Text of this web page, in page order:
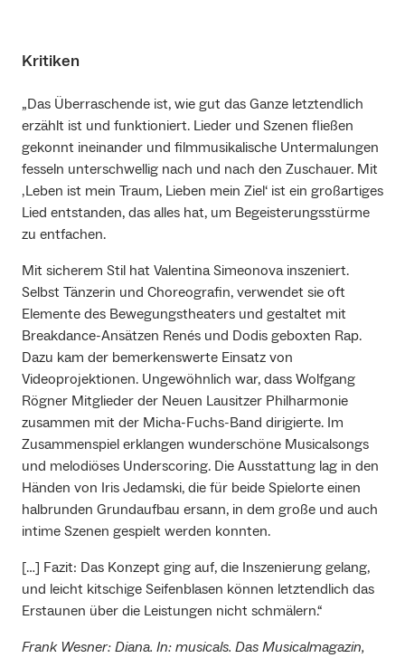
Kritiken
„Das Überraschende ist, wie gut das Ganze letztendlich
erzählt ist und funktioniert. Lieder und Szenen fließen
gekonnt ineinander und filmmusikalische Untermalungen
fesseln unterschwellig nach und nach den Zuschauer. Mit
‚Leben ist mein Traum, Lieben mein Ziel‘ ist ein großartiges
Lied entstanden, das alles hat, um Begeisterungsstürme
zu entfachen.
Mit sicherem Stil hat Valentina Simeonova inszeniert.
Selbst Tänzerin und Choreografin, verwendet sie oft
Elemente des Bewegungstheaters und gestaltet mit
Breakdance-Ansätzen Renés und Dodis geboxten Rap.
Dazu kam der bemerkenswerte Einsatz von
Videoprojektionen. Ungewöhnlich war, dass Wolfgang
Rögner Mitglieder der Neuen Lausitzer Philharmonie
zusammen mit der Micha-Fuchs-Band dirigierte. Im
Zusammenspiel erklangen wunderschöne Musicalsongs
und melodiöses Underscoring. Die Ausstattung lag in den
Händen von Iris Jedamski, die für beide Spielorte einen
halbrunden Grundaufbau ersann, in dem große und auch
intime Szenen gespielt werden konnten.
[…] Fazit: Das Konzept ging auf, die Inszenierung gelang,
und leicht kitschige Seifenblasen können letztendlich das
Erstaunen über die Leistungen nicht schmälern.“
Frank Wesner: Diana. In: musicals. Das Musicalmagazin,